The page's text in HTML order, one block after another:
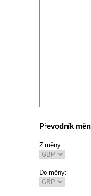
Převodník měn
Z měny:
Do měny: